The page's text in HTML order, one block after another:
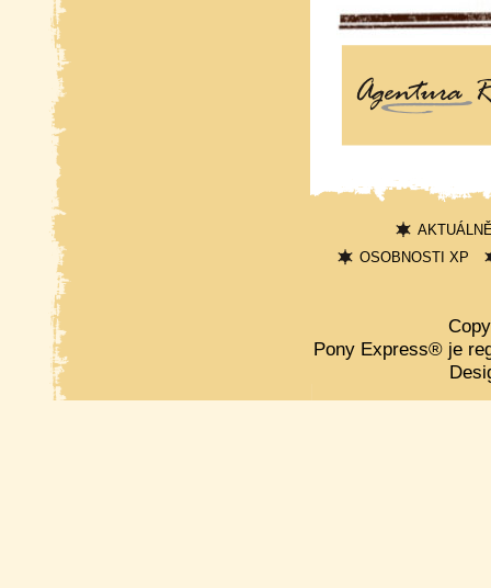
OSOBNOSTI XP
Pony Express® je